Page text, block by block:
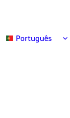
Português
Português